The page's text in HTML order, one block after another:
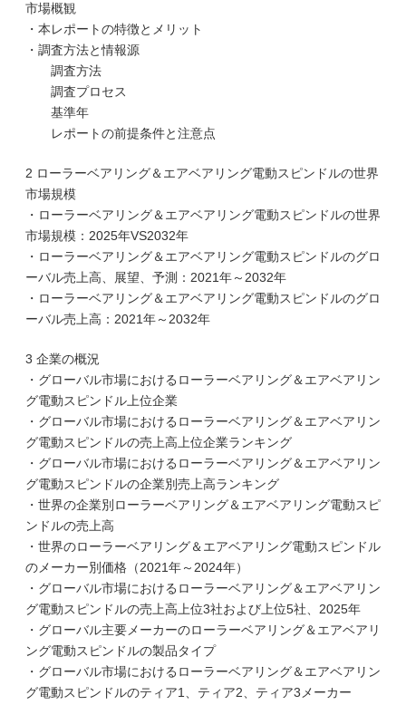
市場概観
・本レポートの特徴とメリット
・調査方法と情報源
調査方法
調査プロセス
基準年
レポートの前提条件と注意点
2 ローラーベアリング＆エアベアリング電動スピンドルの世界
市場規模
・ローラーベアリング＆エアベアリング電動スピンドルの世界
市場規模：2025年VS2032年
・ローラーベアリング＆エアベアリング電動スピンドルのグロ
ーバル売上高、展望、予測：2021年～2032年
・ローラーベアリング＆エアベアリング電動スピンドルのグロ
ーバル売上高：2021年～2032年
3 企業の概況
・グローバル市場におけるローラーベアリング＆エアベアリン
グ電動スピンドル上位企業
・グローバル市場におけるローラーベアリング＆エアベアリン
グ電動スピンドルの売上高上位企業ランキング
・グローバル市場におけるローラーベアリング＆エアベアリン
グ電動スピンドルの企業別売上高ランキング
・世界の企業別ローラーベアリング＆エアベアリング電動スピ
ンドルの売上高
・世界のローラーベアリング＆エアベアリング電動スピンドル
のメーカー別価格（2021年～2024年）
・グローバル市場におけるローラーベアリング＆エアベアリン
グ電動スピンドルの売上高上位3社および上位5社、2025年
・グローバル主要メーカーのローラーベアリング＆エアベアリ
ング電動スピンドルの製品タイプ
・グローバル市場におけるローラーベアリング＆エアベアリン
グ電動スピンドルのティア1、ティア2、ティア3メーカー